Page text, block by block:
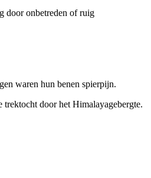
door onbetreden of ruig
waren hun benen spierpijn.
trektocht door het Himalayagebergte.